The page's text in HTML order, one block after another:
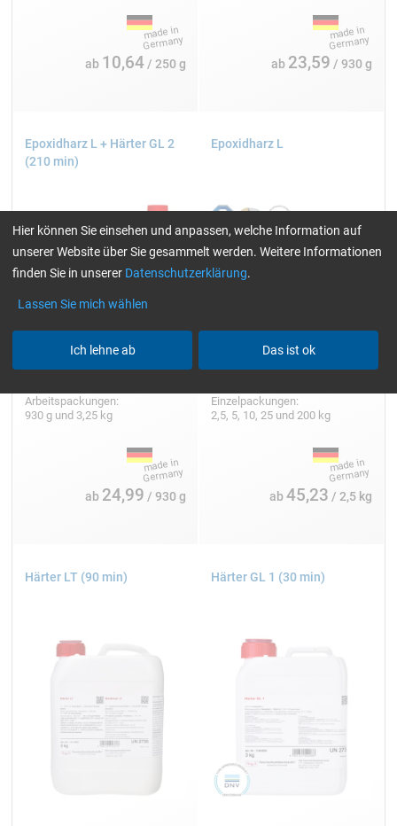
ab 10,64/ 250 g ab 23,59 / 930 g
Epoxidharz L + Härter GL 2
(210 min)
Arbeitspackungen:
930 g und 3,25 kg
ab 24,99 / 930 g
Epoxidharz L
Einzelpackungen:
2,5, 5, 10, 25 und 200 kg
ab45,23 / 2,5 kg
Härter LT (90 min) Härter GL 1 (30 min)
Hier können Sie einsehen und anpassen, welche Information auf
unserer Website über Sie gesammelt werden. Weitere Informationen
finden Sie in unserer Datenschutzerklärung.
Lassen Sie mich wählen
Ich lehne ab Das ist ok